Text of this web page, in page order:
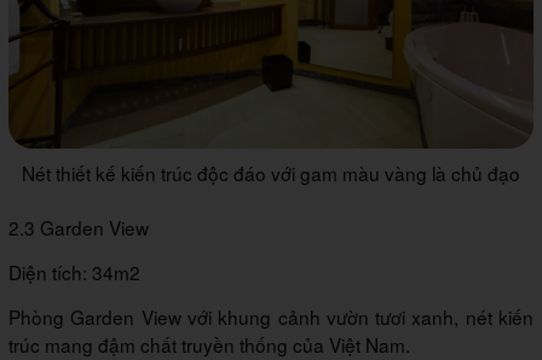
Nét thiết kế kiến trúc độc đáo với gam màu vàng là chủ đạo
2.3 Garden View
Diện tích: 34m2
Phòng Garden View với khung cảnh vườn tươi xanh, nét kiến
trúc mang đậm chất truyền thống của Việt Nam.